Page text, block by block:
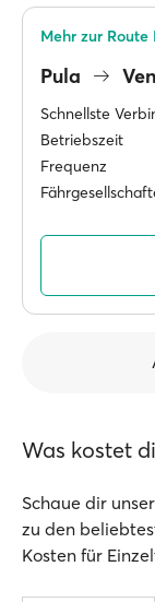
Pula
Schnellste
Betriebszeit
Frequenz
Mehr zur
Was kostet
Schaue dir
zu den
Kosten für